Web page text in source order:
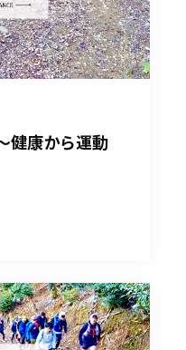
健康から運動